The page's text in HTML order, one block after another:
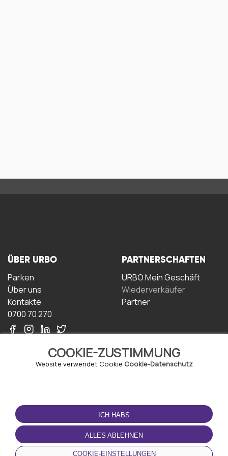
COOKIE-ZUSTIMMUNG
Website verwendet Cookie Cookie-Datenschutz
ICH HABS
ALLES ABLEHNEN
COOKIE-EINSTELLUNGEN
ÜBER URBO
Parken
Über uns
Kontakte
0700 70 270
PARTNERSCHAFTEN
URBO Mein Geschäft
Wiederverkäufer
Partner
NUTZUNGSBEDINGUNGEN
Geschäftsbedingungen
Datenschutz-
Bestimmungen
Cookie-Richtlinie
LADEN SIE DIE APP
HERUNTER